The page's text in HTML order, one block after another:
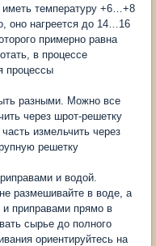
температуру +6…+8
оно нагреется до 14…16
примерно равна
в процессе
процессы
разными. Можно все
через шрот-решетку
измельчить через
решетку
и водой.
размешивайте в воде, а
приправами прямо в
сырье до полного
ориентируйтесь на